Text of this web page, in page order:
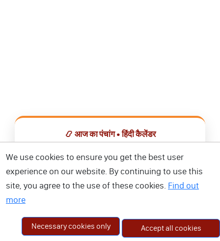
📿 आज का पंचांग • हिंदी कैलेंडर
📅 हिंदी कैलेंडर ऐप डाउनलोड करें
We use cookies to ensure you get the best user
experience on our website. By continuing to use this
site, you agree to the use of these cookies. Find out
more
Necessary cookies only Accept all cookies